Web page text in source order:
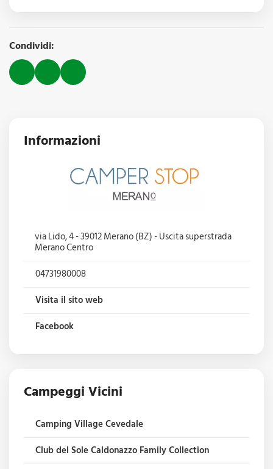
Condividi:
Informazioni
via Lido, 4 - 39012 Merano (BZ) - Uscita superstrada
Merano Centro
04731980008
Visita il sito web
Facebook
Campeggi Vicini
Camping Village Cevedale
Club del Sole Caldonazzo Family Collection